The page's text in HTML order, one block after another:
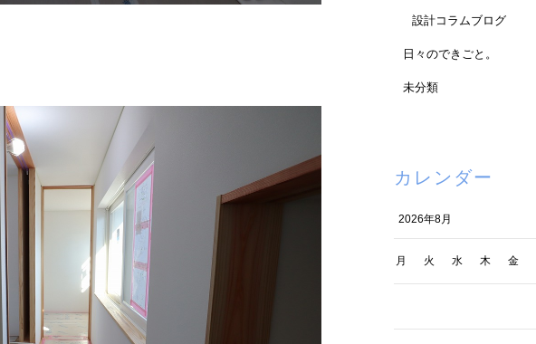
設計コラムブログ
日々のできごと。
未分類
カレンダー
2026年8月
月 火 水 木 金